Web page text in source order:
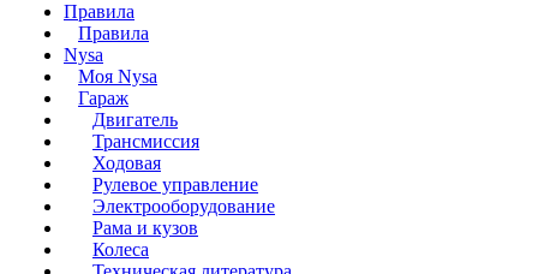
Правила
Правила
Nysa
Моя Nysa
Гараж
Двигатель
Трансмиссия
Ходовая
Рулевое управление
Электрооборудование
Рама и кузов
Колеса